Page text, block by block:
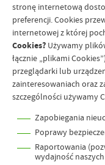
stronę internetową
preferencji. Cookies
internetowej z której
Cookies? Używamy
łącznie „plikami
przeglądarki lub
zainteresowaniach oraz
szczególności używamy
Zapobiegania
Poprawy
Raportowania
wydajność naszych